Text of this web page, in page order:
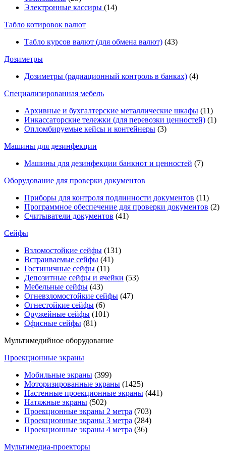
Электронные кассиры (14)
Табло котировок валют
Табло курсов валют (для обмена валют) (43)
Дозиметры
Дозиметры (радиационный контроль в банках) (4)
Специализированная мебель
Архивные и бухгалтерские металлические шкафы (11)
Инкассаторские тележки (для перевозки ценностей) (1)
Опломбируемые кейсы и контейнеры (3)
Машины для дезинфекции
Машины для дезинфекции банкнот и ценностей (7)
Оборудование для проверки документов
Приборы для контроля подлинности документов (11)
Программное обеспечение для проверки документов (2)
Считыватели документов (41)
Сейфы
Взломостойкие сейфы (131)
Встраиваемые сейфы (41)
Гостиничные сейфы (11)
Депозитные сейфы и ячейки (53)
Мебельные сейфы (43)
Огневзломостойкие сейфы (47)
Огнестойкие сейфы (6)
Оружейные сейфы (101)
Офисные сейфы (81)
Мультимедийное оборудование
Проекционные экраны
Мобильные экраны (399)
Моторизированные экраны (1425)
Настенные проекционные экраны (441)
Натяжные экраны (502)
Проекционные экраны 2 метра (703)
Проекционные экраны 3 метра (284)
Проекционные экраны 4 метра (36)
Мультимедиa-проекторы